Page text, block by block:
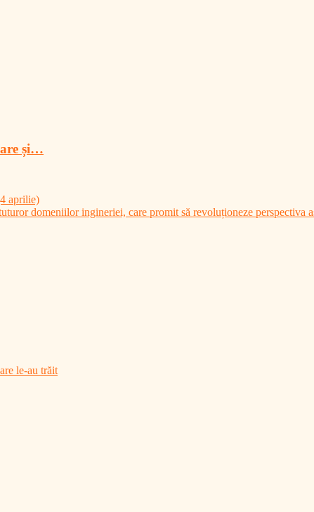
și…
aprilie)
domeniilor ingineriei, care promit să revoluționeze perspectiva
le-au trăit